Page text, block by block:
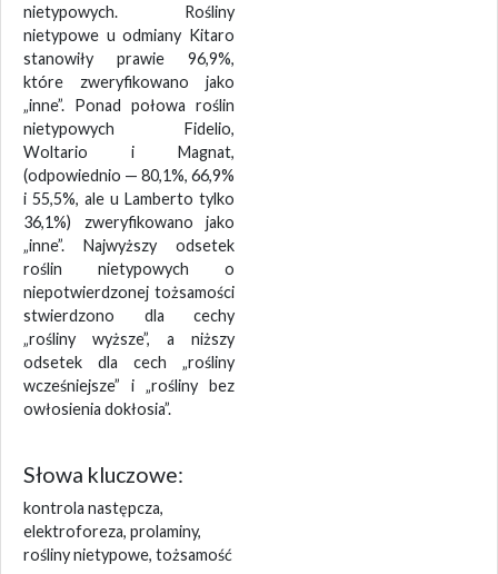
nietypowych. Rośliny
nietypowe u odmiany Kitaro
stanowiły prawie 96,9%,
które zweryfikowano jako
„inne”. Ponad połowa roślin
nietypowych Fidelio,
Woltario i Magnat,
(odpowiednio — 80,1%, 66,9%
i 55,5%, ale u Lamberto tylko
36,1%) zweryfikowano jako
„inne”. Najwyższy odsetek
roślin nietypowych o
niepotwierdzonej tożsamości
stwierdzono dla cechy
„rośliny wyższe”, a niższy
odsetek dla cech „rośliny
wcześniejsze” i „rośliny bez
owłosienia dokłosia”.
Słowa kluczowe:
kontrola następcza,
elektroforeza, prolaminy,
rośliny nietypowe, tożsamość